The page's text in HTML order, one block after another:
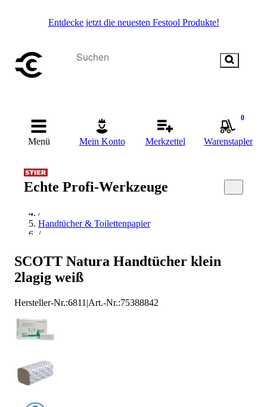
Entdecke jetzt die neuesten Festool Produkte!
Menü Mein Konto Merkzettel
0
Warenstapler
Echte Profi-Werkzeuge
Startseite
/
/
Handtücher & Toilettenpapier
/
/
SCOTT Safety Handtücher
SCOTT Natura Handtücher klein
2lagig weiß
Hersteller-Nr.:6811 |Art.-Nr.:75388842